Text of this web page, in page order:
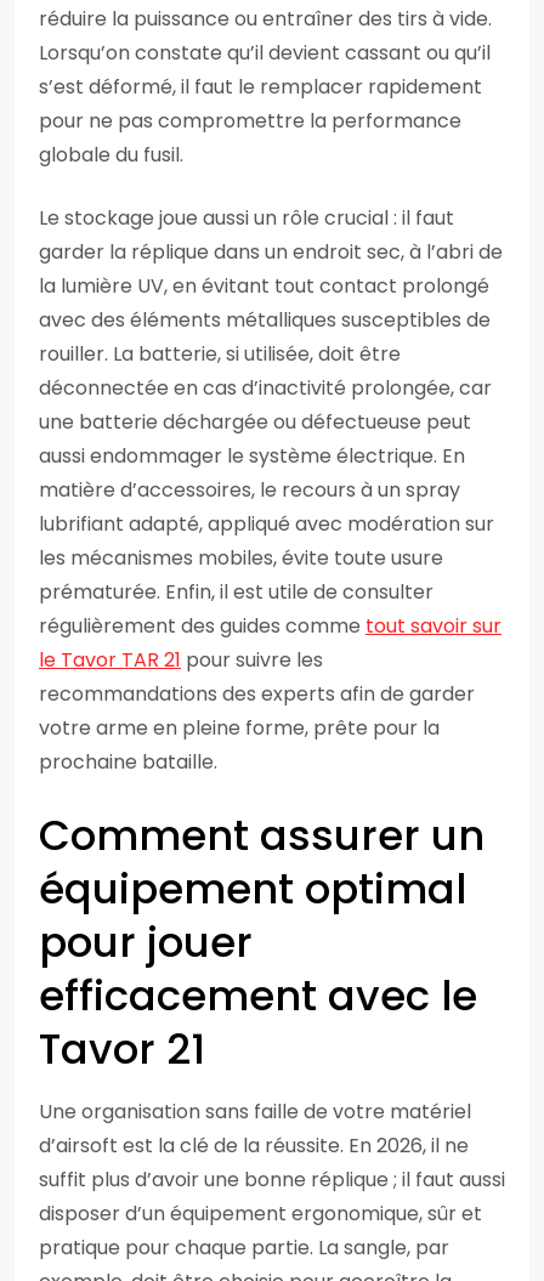
réduire la puissance ou entraîner des tirs à vide.
Lorsqu’on constate qu’il devient cassant ou qu’il
s’est déformé, il faut le remplacer rapidement
pour ne pas compromettre la performance
globale du fusil.
Le stockage joue aussi un rôle crucial : il faut
garder la réplique dans un endroit sec, à l’abri de
la lumière UV, en évitant tout contact prolongé
avec des éléments métalliques susceptibles de
rouiller. La batterie, si utilisée, doit être
déconnectée en cas d’inactivité prolongée, car
une batterie déchargée ou défectueuse peut
aussi endommager le système électrique. En
matière d’accessoires, le recours à un spray
lubrifiant adapté, appliqué avec modération sur
les mécanismes mobiles, évite toute usure
prématurée. Enfin, il est utile de consulter
régulièrement des guides comme tout savoir sur
le Tavor TAR 21 pour suivre les
recommandations des experts afin de garder
votre arme en pleine forme, prête pour la
prochaine bataille.
Comment assurer un
équipement optimal
pour jouer
efficacement avec le
Tavor 21
Une organisation sans faille de votre matériel
d’airsoft est la clé de la réussite. En 2026, il ne
suffit plus d’avoir une bonne réplique ; il faut aussi
disposer d’un équipement ergonomique, sûr et
pratique pour chaque partie. La sangle, par